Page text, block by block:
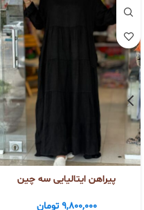
پیراهن ایتالیایی سه چین
9,800,000 تومان